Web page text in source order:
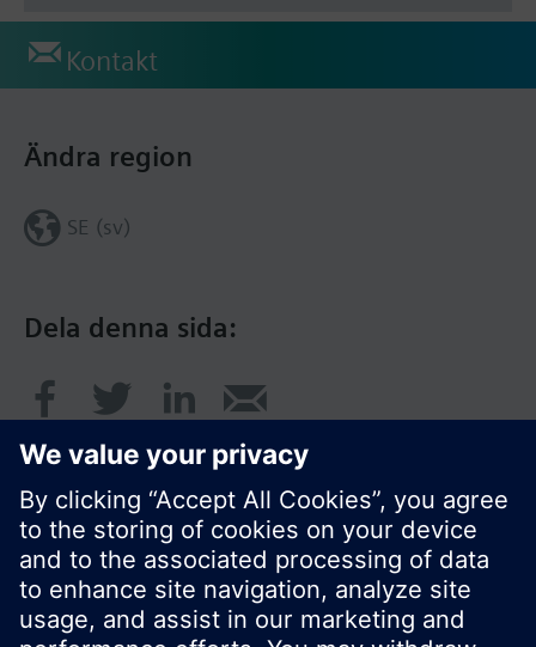
Kontakt
Dela denna sida:
Ändra region
SE (sv)
© Siemens AB, Building Technologies Division,